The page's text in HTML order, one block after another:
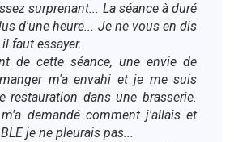
surprenant... La séance à duré
d'une heure... Je ne vous en dis
faut essayer.
de cette séance, une envie de
m'a envahi et je me suis
restauration dans une brasserie.
demandé comment j'allais et
je ne pleurais pas...